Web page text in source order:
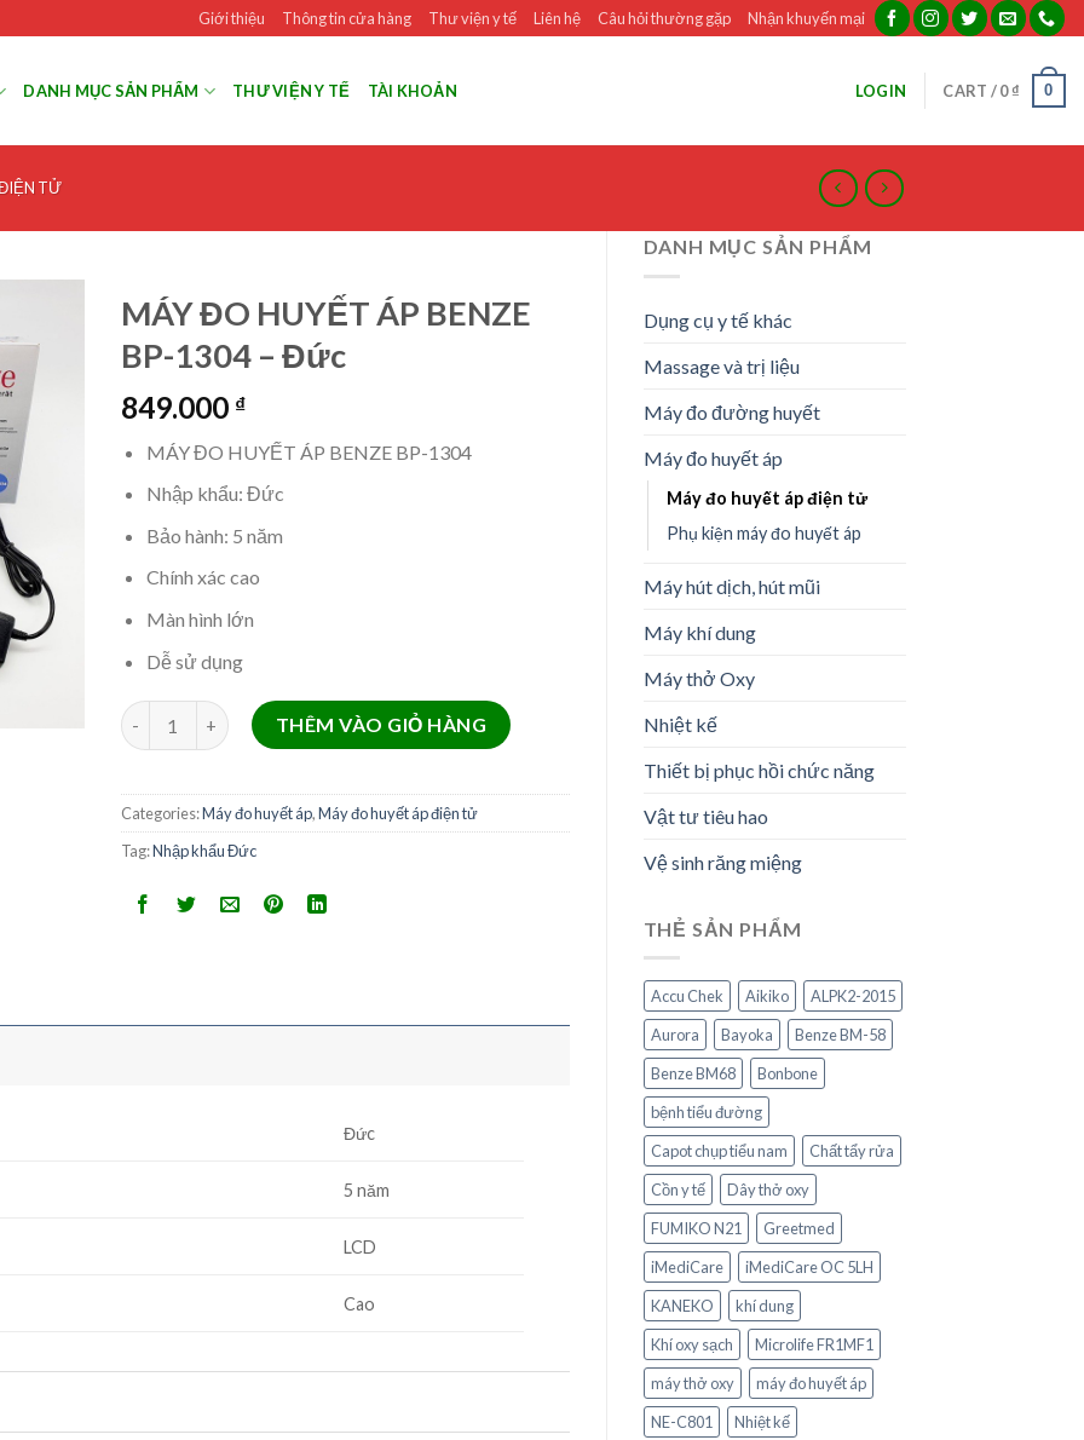
Giới thiệu Thông tin cửa hàng Thư viện y tế Liên hệ Câu hỏi thường gặp Nhận khuyến mại
DANH MỤC SẢN PHẨM THƯ VIỆN Y TẾ TÀI KHOẢN LOGIN CART /0₫ 0
TỬ
DANH MỤC SẢN PHẨM
Dụng cụ y tế khác
Massage và trị liệu
Máy đo đường huyết
Máy đo huyết áp
Máy đo huyết áp điện tử
Phụ kiện máy đo huyết áp
Máy hút dịch, hút mũi
Máy khí dung
Máy thở Oxy
Nhiệt kế
Thiết bị phục hồi chức năng
Vật tư tiêu hao
Vệ sinh răng miệng
THẺ SẢN PHẨM
Accu Chek Aikiko
ALPK2-2015
Aurora
Bayoka
Benze BM-58
Benze BM68
Bonbone
bệnh tiểu đường
Capot chụp tiểu nam
Chất tẩy rửa
Cồn y tế
Dây thở oxy
FUMIKO N21
Greetmed
iMediCare
iMediCare OC 5LH
KANEKO
khí dung
Khí oxy sạch
Microlife FR1MF1
máy thở oxy
máy đo huyết áp
NE-C801
Nhiệt kế
MÁY ĐO HUYẾT ÁP BENZE
BP-1304 – Đức
849.000 ₫
MÁY ĐO HUYẾT ÁP BENZE BP-1304
Nhập khẩu: Đức
Bảo hành: 5 năm
Chính xác cao
Màn hình lớn
Dễ sử dụng
MÁY ĐO HUYẾT ÁP BENZE BP-1304 - Đức quantity
THÊM VÀO GIỎ HÀNG
Categories:Máy đo huyết áp,Máy đo huyết áp điện tử
Tag:Nhập khẩu Đức
Đức
5 năm
LCD
Cao